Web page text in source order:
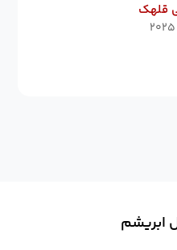
قلهک
ابریشم